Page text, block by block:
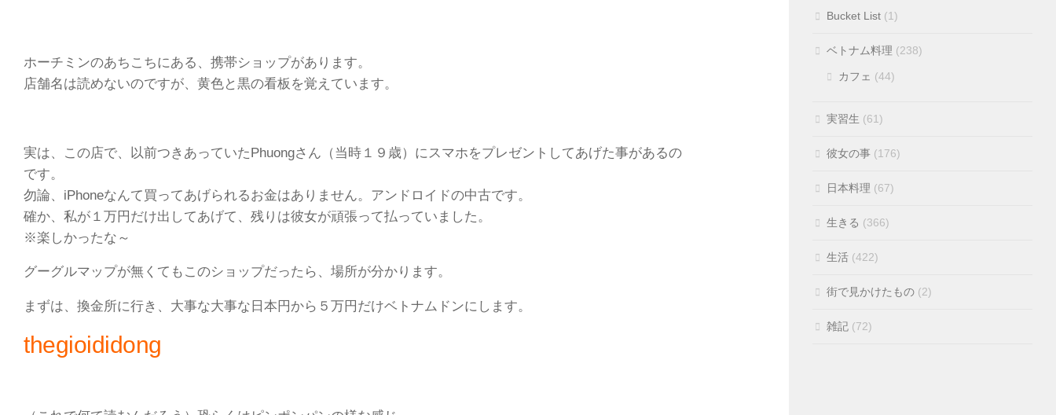
ホーチミンのあちこちにある、携帯ショップがあります。
店舗名は読めないのですが、黄色と黒の看板を覚えています。
実は、この店で、以前つきあっていたPhuongさん（当時１９歳）にスマホをプレゼントしてあげた事があるの
です。
勿論、iPhoneなんて買ってあげられるお金はありません。アンドロイドの中古です。
確か、私が１万円だけ出してあげて、残りは彼女が頑張って払っていました。
※楽しかったな～
グーグルマップが無くてもこのショップだったら、場所が分かります。
まずは、換金所に行き、大事な大事な日本円から５万円だけベトナムドンにします。
thegioididong
Bucket List (1)
ベトナム料理 (238)
カフェ (44)
実習生 (61)
彼女の事 (176)
日本料理 (67)
生きる (366)
生活 (422)
街で見かけたもの (2)
雑記 (72)